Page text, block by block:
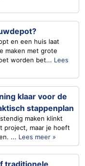
en een huis laat
maken met grote
worden bet... Lees
klaar voor de
stappenplan
maken klinkt
project, maar je hoeft
... Lees meer »